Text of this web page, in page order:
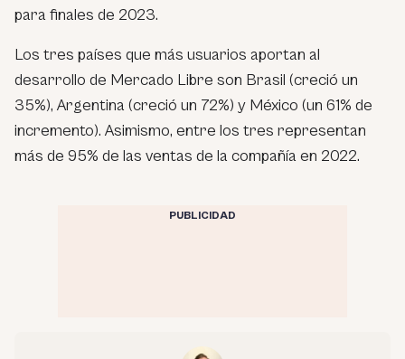
para finales de 2023.
Los tres países que más usuarios aportan al
desarrollo de Mercado Libre son Brasil (creció un
35%), Argentina (creció un 72%) y México (un 61% de
incremento). Asimismo, entre los tres representan
más de 95% de las ventas de la compañía en 2022.
PUBLICIDAD